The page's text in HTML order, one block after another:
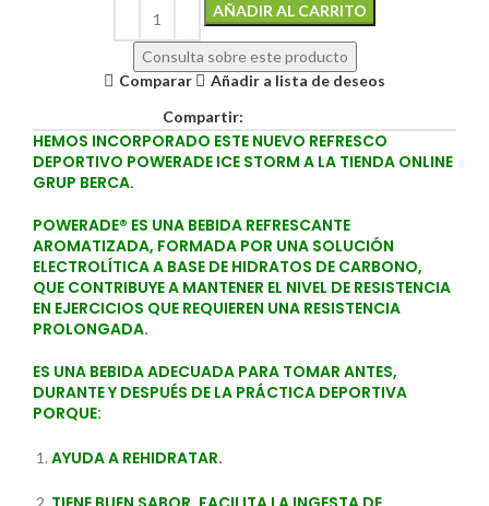
AÑADIR AL CARRITO
Alternative:
Consulta sobre este producto
Comparar
Añadir a lista de deseos
Compartir:
HEMOS INCORPORADO ESTE NUEVO REFRESCO
DEPORTIVO POWERADE ICE STORM A LA TIENDA ONLINE
GRUP BERCA.
POWERADE® ES UNA BEBIDA REFRESCANTE
AROMATIZADA, FORMADA POR UNA SOLUCIÓN
ELECTROLÍTICA A BASE DE HIDRATOS DE CARBONO,
QUE CONTRIBUYE A MANTENER EL NIVEL DE RESISTENCIA
EN EJERCICIOS QUE REQUIEREN UNA RESISTENCIA
PROLONGADA.
ES UNA BEBIDA ADECUADA PARA TOMAR ANTES,
DURANTE Y DESPUÉS DE LA PRÁCTICA DEPORTIVA
PORQUE:
AYUDA A REHIDRATAR.